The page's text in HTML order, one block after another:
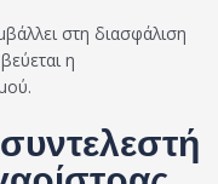
στη διασφάλιση
η